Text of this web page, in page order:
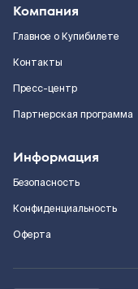
Компания
Главное о Купибилете
Контакты
Пресс-центр
Партнерская программа
Информация
Безопасность
Конфиденциальность
Оферта